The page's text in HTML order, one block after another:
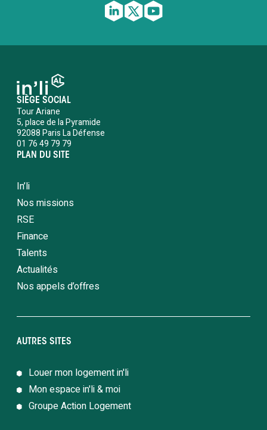
SIÈGE SOCIAL
Tour Ariane
5, place de la Pyramide
92088 Paris La Défense
01 76 49 79 79
PLAN DU SITE
In’li
Nos missions
RSE
Finance
Talents
Actualités
Nos appels d’offres
AUTRES SITES
Louer mon logement in'li
Mon espace in'li & moi
Groupe Action Logement